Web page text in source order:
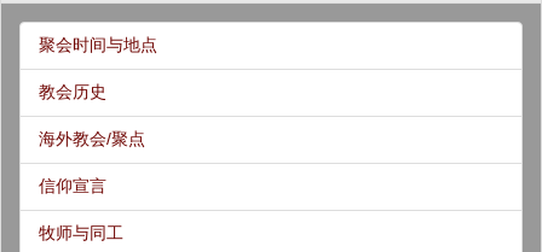
聚会时间与地点
教会历史
海外教会/聚点
信仰宣言
牧师与同工